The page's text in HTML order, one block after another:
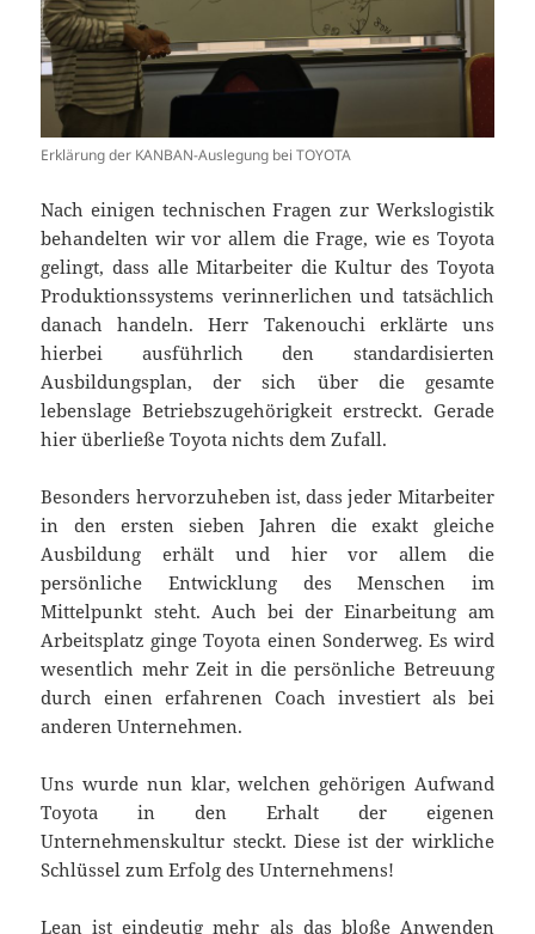
Erklärung der KANBAN-Auslegung bei TOYOTA
Nach einigen technischen Fragen zur Werkslogistik
behandelten wir vor allem die Frage, wie es Toyota
gelingt, dass alle Mitarbeiter die Kultur des Toyota
Produktionssystems verinnerlichen und tatsächlich
danach handeln. Herr Takenouchi erklärte uns
hierbei ausführlich den standardisierten
Ausbildungsplan, der sich über die gesamte
lebenslage Betriebszugehörigkeit erstreckt. Gerade
hier überließe Toyota nichts dem Zufall.
Besonders hervorzuheben ist, dass jeder Mitarbeiter
in den ersten sieben Jahren die exakt gleiche
Ausbildung erhält und hier vor allem die
persönliche Entwicklung des Menschen im
Mittelpunkt steht. Auch bei der Einarbeitung am
Arbeitsplatz ginge Toyota einen Sonderweg. Es wird
wesentlich mehr Zeit in die persönliche Betreuung
durch einen erfahrenen Coach investiert als bei
anderen Unternehmen.
Uns wurde nun klar, welchen gehörigen Aufwand
Toyota in den Erhalt der eigenen
Unternehmenskultur steckt. Diese ist der wirkliche
Schlüssel zum Erfolg des Unternehmens!
Lean ist eindeutig mehr als das bloße Anwenden